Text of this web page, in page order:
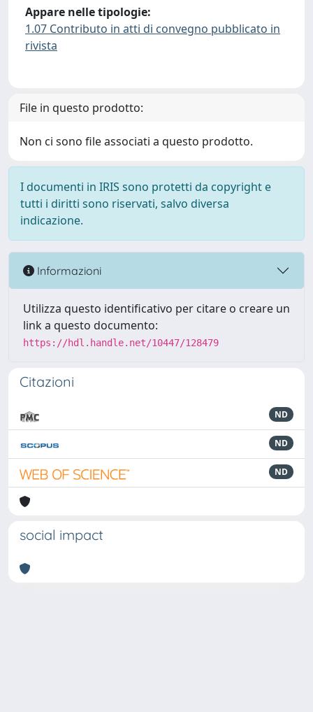
Appare nelle tipologie:
1.07 Contributo in atti di convegno pubblicato in
rivista
File in questo prodotto:
Non ci sono file associati a questo prodotto.
I documenti in IRIS sono protetti da copyright e
tutti i diritti sono riservati, salvo diversa
indicazione.
Informazioni
Utilizza questo identificativo per citare o creare un
link a questo documento:
https://hdl.handle.net/10447/128479
Citazioni
ND
ND
ND
social impact